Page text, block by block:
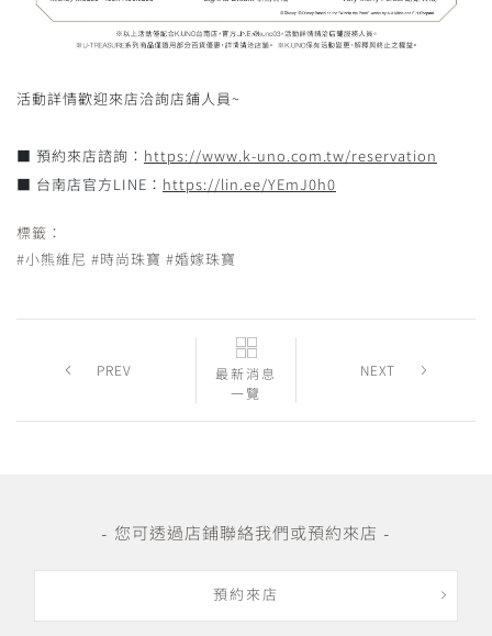
活動詳情歡迎來店洽詢店鋪人員~
■ 預約來店諮詢： https://www.k-uno.com.tw/reservation
■ 台南店官方LINE： https://lin.ee/YEmJ0h0
標籤：
#小熊維尼 #時尚珠寶 #婚嫁珠寶
PREV
最新消息
一覽
NEXT
- 您可透過店鋪聯絡我們或預約來店 -
預約來店